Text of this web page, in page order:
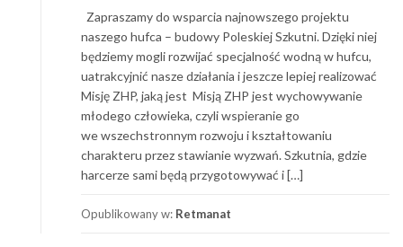
Zapraszamy do wsparcia najnowszego projektu
naszego hufca – budowy Poleskiej Szkutni. Dzięki niej
będziemy mogli rozwijać specjalność wodną w hufcu,
uatrakcyjnić nasze działania i jeszcze lepiej realizować
Misję ZHP, jaką jest Misją ZHP jest wychowywanie
młodego człowieka, czyli wspieranie go
we wszechstronnym rozwoju i kształtowaniu
charakteru przez stawianie wyzwań. Szkutnia, gdzie
harcerze sami będą przygotowywać i […]
Opublikowany w: Retmanat